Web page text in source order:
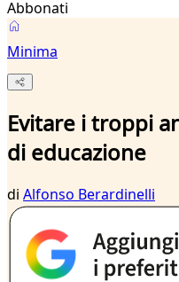
Abbonati
Minima
Evitare i troppi
di educazione
di Alfonso Berardinelli